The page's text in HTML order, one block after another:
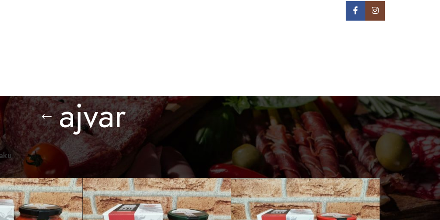
ajvar
proizvodi/ Proizvod označen „ajvar“
Prikaži 24 36